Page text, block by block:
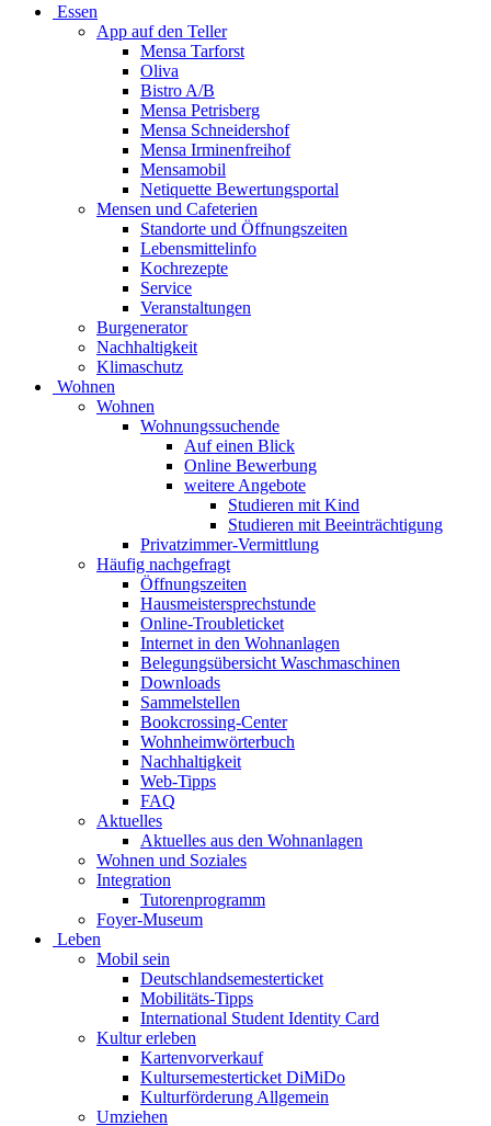
Essen
App auf den Teller
Mensa Tarforst
Oliva
Bistro A/B
Mensa Petrisberg
Mensa Schneidershof
Mensa Irminenfreihof
Mensamobil
Netiquette Bewertungsportal
Mensen und Cafeterien
Standorte und Öffnungszeiten
Lebensmittelinfo
Kochrezepte
Service
Veranstaltungen
Burgenerator
Nachhaltigkeit
Klimaschutz
Wohnen
Wohnen
Wohnungssuchende
Auf einen Blick
Online Bewerbung
weitere Angebote
Studieren mit Kind
Studieren mit Beeinträchtigung
Privatzimmer-Vermittlung
Häufig nachgefragt
Öffnungszeiten
Hausmeistersprechstunde
Online-Troubleticket
Internet in den Wohnanlagen
Belegungsübersicht Waschmaschinen
Downloads
Sammelstellen
Bookcrossing-Center
Wohnheimwörterbuch
Nachhaltigkeit
Web-Tipps
FAQ
Aktuelles
Aktuelles aus den Wohnanlagen
Wohnen und Soziales
Integration
Tutorenprogramm
Foyer-Museum
Leben
Mobil sein
Deutschlandsemesterticket
Mobilitäts-Tipps
International Student Identity Card
Kultur erleben
Kartenvorverkauf
Kultursemesterticket DiMiDo
Kulturförderung Allgemein
Umziehen